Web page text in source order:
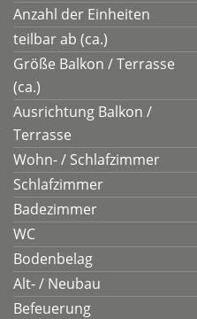
Anzahl der Einheiten
teilbar ab (ca.)
Größe Balkon / Terrasse
(ca.)
Ausrichtung Balkon /
Terrasse
Wohn- / Schlafzimmer
Schlafzimmer
Badezimmer
WC
Bodenbelag
Alt- / Neubau
Befeuerung